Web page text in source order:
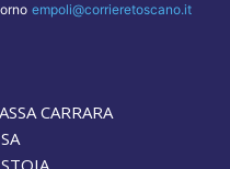
empoli@corrieretoscano.it
CARRARA